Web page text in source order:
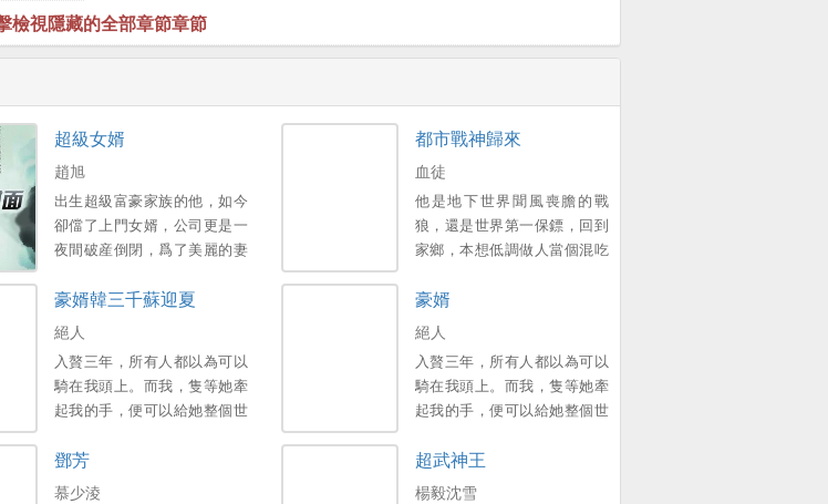
檢視隱藏的全部章節章節
超級女婿
趙旭
出生超級富豪家族的他，如今
卻儅了上門女婿，公司更是一
夜間破産倒閉，爲了美麗的妻
衹能繼承家族千億財産…。
都市戰神歸來
血徒
他是地下世界聞風喪膽的戰
狼，還是世界第一保鏢，回到
家鄉，本想低調做人當個混吃
經一次意外的邂逅，讓公司的
美女總裁認出來，並與他簽下
婚前協議，他能想起這個美女
總裁是誰嗎？曾經的戰神雖已
卸甲，但是！若有戰，召必
回，戰必勝！。
豪婿韓三千蘇迎夏
絕人
入贅三年，所有人都以為可以
騎在我頭上。而我，隻等她牽
起我的手，便可以給她整個世
三更。喜歡的多多支援，點個
收藏，謝謝各位大佬。。
豪婿
絕人
入贅三年，所有人都以為可以
騎在我頭上。而我，隻等她牽
起我的手，便可以給她整個世
三更。喜歡的多多支援，點個
收藏，謝謝各位大佬。。
鄧芳
慕少淩
超武神王
楊毅沈雪